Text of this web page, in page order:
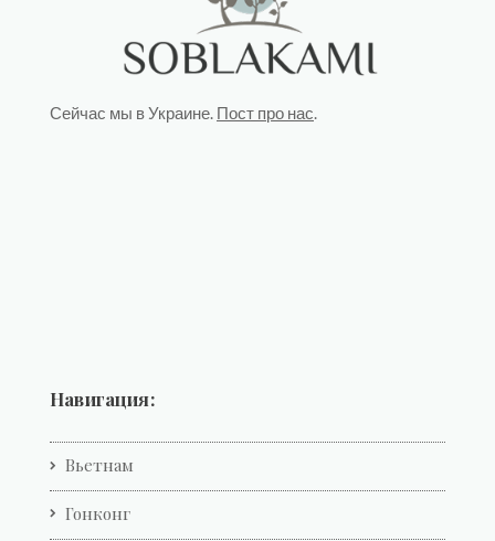
Сейчас мы в Украине. Пост про нас.
Навигация:
Вьетнам
Гонконг